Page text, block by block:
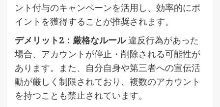
ント付与のキャンペーンを活用し、効率的にポ
イントを獲得することが推奨されます。
デメリット2：厳格なルール違反行為があった
場合、アカウントが停止・削除される可能性が
あります。また、自分自身や第三者への宣伝活
動が厳しく制限されており、複数のアカウント
を持つことも禁止されています。